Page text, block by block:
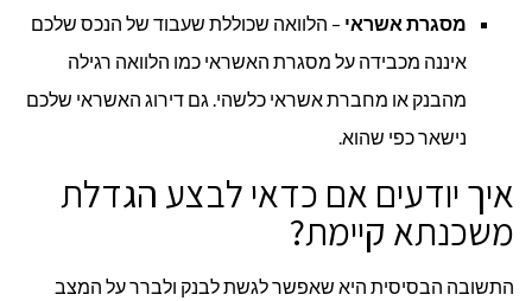
מסגרת אשראי – הלוואה שכוללת שעבוד של הנכס שלכם
איננה מכבידה על מסגרת האשראי כמו הלוואה רגילה
מהבנק או מחברת אשראי כלשהי. גם דירוג האשראי שלכם
נישאר כפי שהוא.
איך יודעים אם כדאי לבצע הגדלת
משכנתא קיימת?
התשובה הבסיסית היא שאפשר לגשת לבנק ולברר על המצב